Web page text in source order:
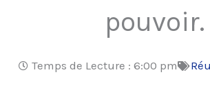
pouvoir.
Temps de Lecture : 6:00 pm